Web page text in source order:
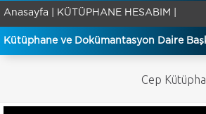
Anasayfa | KÜTÜPHANE HESABIM |
Kütüphane ve Dokümantasyon Daire
Cep